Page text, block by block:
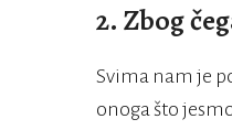
2. Zbog
Svima nam je
onoga što